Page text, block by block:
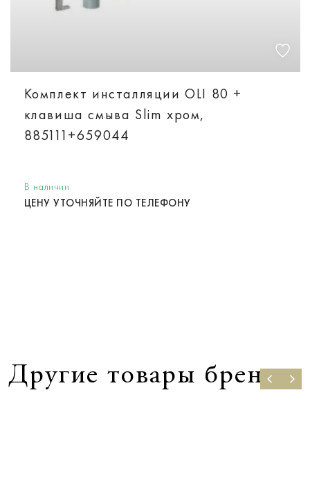
Комплект инсталляции OLI 80 +
клавиша смыва Slim хром,
885111+659044
В наличии
ЦЕНУ УТОЧНЯЙТЕ ПО ТЕЛЕФОНУ
Другие товары бренда